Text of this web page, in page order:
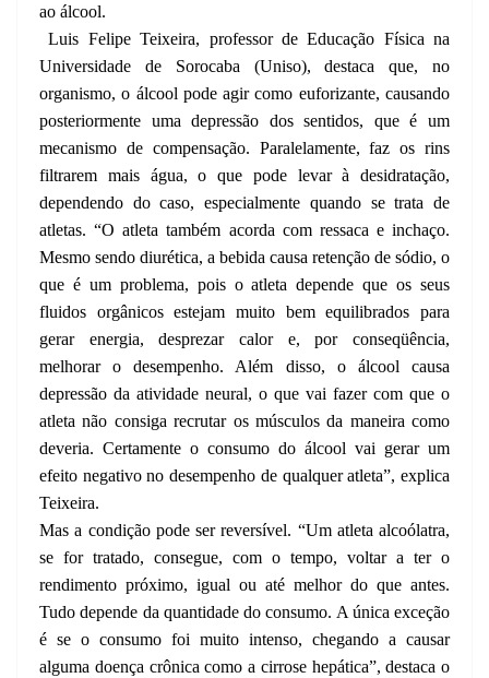
ao álcool.
Luis Felipe Teixeira, professor de Educação Física na
Universidade de Sorocaba (Uniso), destaca que, no
organismo, o álcool pode agir como euforizante, causando
posteriormente uma depressão dos sentidos, que é um
mecanismo de compensação. Paralelamente, faz os rins
filtrarem mais água, o que pode levar à desidratação,
dependendo do caso, especialmente quando se trata de
atletas. “O atleta também acorda com ressaca e inchaço.
Mesmo sendo diurética, a bebida causa retenção de sódio, o
que é um problema, pois o atleta depende que os seus
fluidos orgânicos estejam muito bem equilibrados para
gerar energia, desprezar calor e, por conseqüência,
melhorar o desempenho. Além disso, o álcool causa
depressão da atividade neural, o que vai fazer com que o
atleta não consiga recrutar os músculos da maneira como
deveria. Certamente o consumo do álcool vai gerar um
efeito negativo no desempenho de qualquer atleta”, explica
Teixeira.
Mas a condição pode ser reversível. “Um atleta alcoólatra,
se for tratado, consegue, com o tempo, voltar a ter o
rendimento próximo, igual ou até melhor do que antes.
Tudo depende da quantidade do consumo. A única exceção
é se o consumo foi muito intenso, chegando a causar
alguma doença crônica como a cirrose hepática”, destaca o